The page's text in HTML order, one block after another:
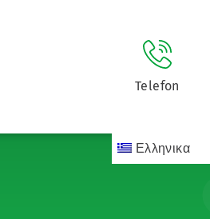
Telefon
Ελληνικα